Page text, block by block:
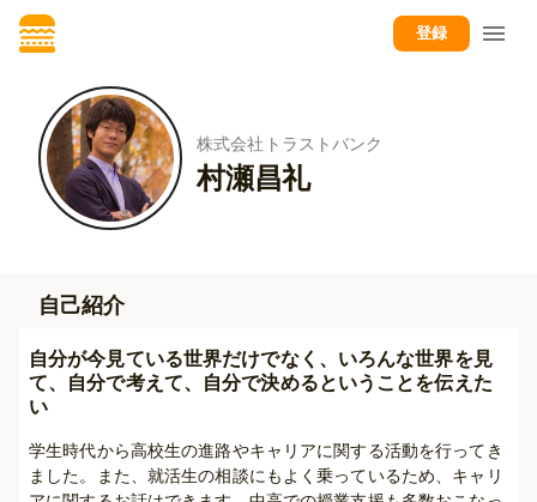
登録
株式会社トラストバンク
村瀬昌礼
自己紹介
自分が今見ている世界だけでなく、いろんな世界を見
て、自分で考えて、自分で決めるということを伝えた
い
学生時代から高校生の進路やキャリアに関する活動を行ってき
ました。また、就活生の相談にもよく乗っているため、キャリ